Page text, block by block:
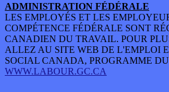
ADMINISTRATION FÉDÉRALE
LES EMPLOYÉS ET LES
COMPÉTENCE FÉDÉRALE SONT
CANADIEN DU TRAVAIL. POUR
ALLEZ AU SITE WEB DE L'EMPLOI
SOCIAL CANADA, PROGRAMME
WWW.LABOUR.GC.CA